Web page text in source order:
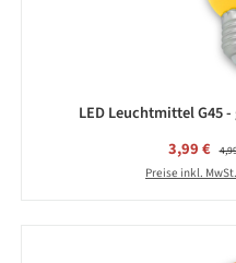
LED Leuchtmittel G45 -
3,99 €
Preise inkl.